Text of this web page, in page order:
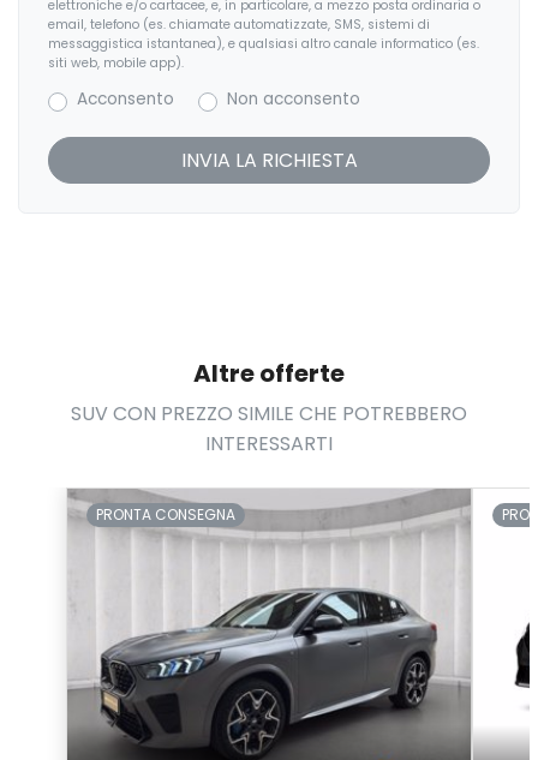
Personalizzazioni Linea e Stile
Predisposizioni
Sedile guidatore elettrico
Sedile riscaldato lato guidatore
Sedili anteriori elettrici con memoria
Sedili posteriori riscaldabili
Sedili regolabili
Sedili regolabili elettricamente
elettroniche e/o cartacee, e, in particolare, a mezzo posta ordinaria o
email, telefono (es. chiamate automatizzate, SMS, sistemi di
messaggistica istantanea), e qualsiasi altro canale informatico (es.
siti web, mobile app).
Acconsento Non acconsento
Altre offerte
SUV CON PREZZO SIMILE CHE POTREBBERO
INTERESSARTI
PRONTA CONSEGNA